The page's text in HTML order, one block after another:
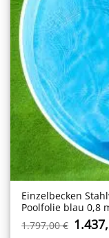
Einzelbecken
Poolfolie blau 0,8
1.797,00€